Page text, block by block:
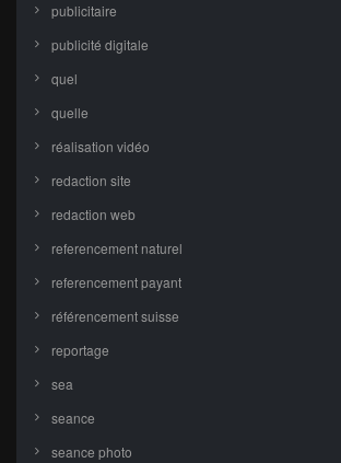
publicitaire
publicité digitale
quel
quelle
réalisation vidéo
redaction site
redaction web
referencement naturel
referencement payant
référencement suisse
reportage
sea
seance
seance photo